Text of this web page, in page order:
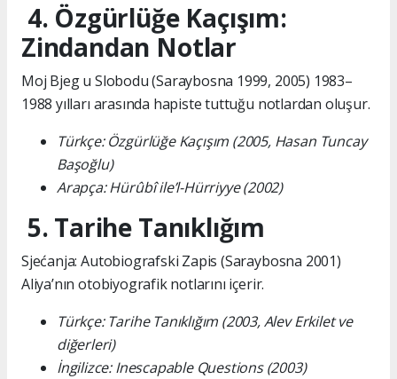
4. Özgürlüğe Kaçışım:
Zindandan Notlar
Moj Bjeg u Slobodu (Saraybosna 1999, 2005) 1983–
1988 yılları arasında hapiste tuttuğu notlardan oluşur.
Türkçe: Özgürlüğe Kaçışım (2005, Hasan Tuncay
Başoğlu)
Arapça: Hürûbî ile’l-Hürriyye (2002)
5. Tarihe Tanıklığım
Sjećanja: Autobiografski Zapis (Saraybosna 2001)
Aliya’nın otobiyografik notlarını içerir.
Türkçe: Tarihe Tanıklığım (2003, Alev Erkilet ve
diğerleri)
İngilizce: Inescapable Questions (2003)